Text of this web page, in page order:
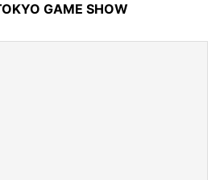
GAME SHOW